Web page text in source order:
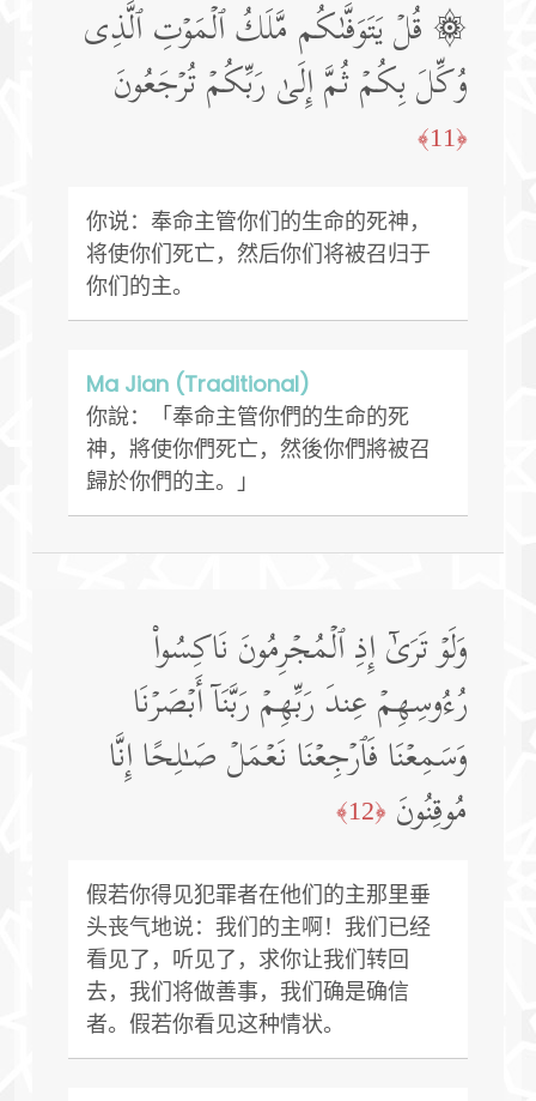
۞ قُلۡ یَتَوَفَّىٰكُم مَّلَكُ ٱلۡمَوۡتِ ٱلَّذِی
وُكِّلَ بِكُمۡ ثُمَّ إِلَىٰ رَبِّكُمۡ تُرۡجَعُونَ
﴿11﴾
你说：奉命主管你们的生命的死神，
将使你们死亡，然后你们将被召归于
你们的主。
Ma Jian (Traditional)
你說：「奉命主管你們的生命的死
神，將使你們死亡，然後你們將被召
歸於你們的主。」
وَلَوۡ تَرَىٰۤ إِذِ ٱلۡمُجۡرِمُونَ نَاكِسُوا۟
رُءُوسِهِمۡ عِندَ رَبِّهِمۡ رَبَّنَاۤ أَبۡصَرۡنَا
وَسَمِعۡنَا فَٱرۡجِعۡنَا نَعۡمَلۡ صَـٰلِحًا إِنَّا
مُوقِنُونَ ﴿12﴾
假若你得见犯罪者在他们的主那里垂
头丧气地说：我们的主啊！我们已经
看见了，听见了，求你让我们转回
去，我们将做善事，我们确是确信
者。假若你看见这种情状。